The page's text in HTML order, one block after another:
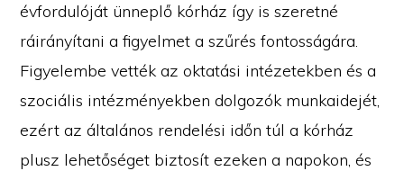
évfordulóját ünneplő kórház így is szeretné
ráirányítani a figyelmet a szűrés fontosságára.
Figyelembe vették az oktatási intézetekben és a
szociális intézményekben dolgozók munkaidejét,
ezért az általános rendelési időn túl a kórház
plusz lehetőséget biztosít ezeken a napokon, és